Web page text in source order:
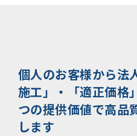
個人のお客様から法
施工」・「適正価格
つの提供価値で高品
します